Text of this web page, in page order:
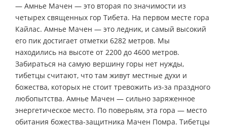
— Амнье Мачен — это вторая по значимости из
четырех священных гор Тибета. На первом месте гора
Кайлас. Амнье Мачен — это ледник, и самый высокий
его пик достигает отметки 6282 метров. Мы
находились на высоте от 2200 до 4600 метров.
Забираться на самую вершину горы нет нужды,
тибетцы считают, что там живут местные духи и
божества, которых не стоит тревожить из-за праздного
любопытства. Амнье Мачен — сильно заряженное
энергетическое место. По поверьям, эта гора — место
обитания божества-защитника Мачен Помра. Тибетцы